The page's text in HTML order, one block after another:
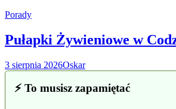
Porady
Pułapki Żywieniowe w
3 sierpnia 2026Oskar
⚡ To musisz zapamiętać